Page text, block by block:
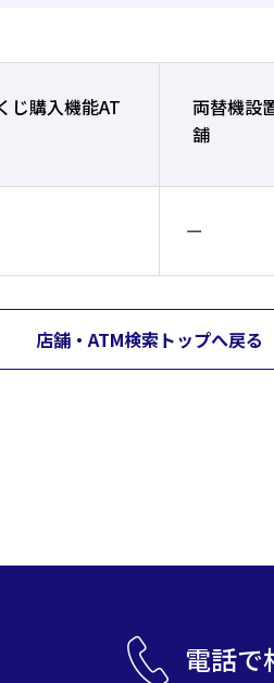
じ購入機能AT
両替機設
舗
ー
店舗・ATM検索トップへ戻る
電話で